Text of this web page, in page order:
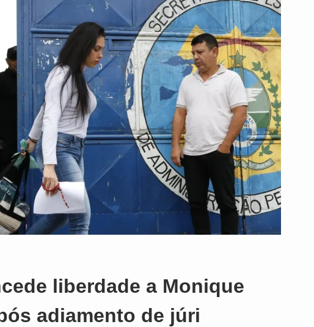
liberdade a Monique
adiamento de júri